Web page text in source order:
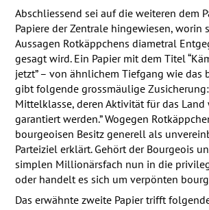
Abschliessend sei auf die weiteren dem
Papiere der Zentrale hingewiesen, worin
Aussagen Rotkäppchens diametral
gesagt wird. Ein Papier mit dem Titel
jetzt” – von ähnlichem Tiefgang wie das
gibt folgende grossmäulige Zusicherung:
Mittelklasse, deren Aktivität für das
garantiert werden.” Wogegen
bourgeoisen Besitz generell als
Parteiziel erklärt. Gehört der Bourgeois
simplen Millionärsfach nun in die
oder handelt es sich um verpönten
Das erwähnte zweite Papier trifft